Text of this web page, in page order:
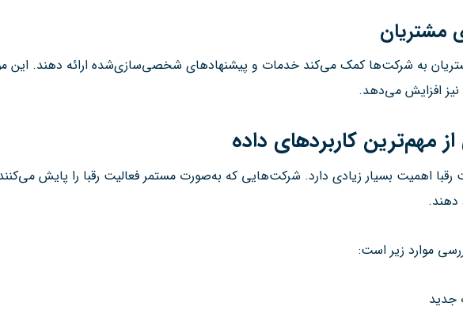
به شرکت‌ها کمک می‌کند خدمات و پیشنهادهای شخصی‌سازی‌شده ارائه دهند. این
نیز افزایش می‌دهد.
مهم‌ترین کاربردهای داده
رقبا اهمیت بسیار زیادی دارد. شرکت‌هایی که به‌صورت مستمر فعالیت رقبا را پایش
دهند.
موارد زیر است:
جدید